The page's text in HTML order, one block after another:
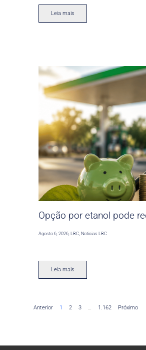
Leia mais
Opção por etanol pode
Agosto 6, 2026 ,LBC Noticias LBC
Leia mais
Anterior 1 2 3 … 1.162 Próximo